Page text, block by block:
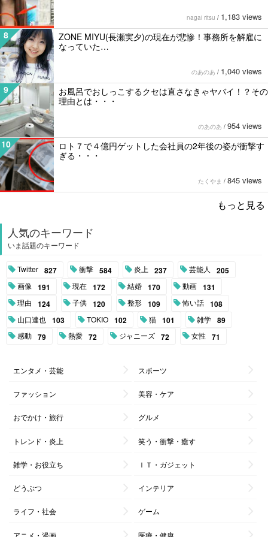
nagai ritsu / 1,183 views
8
ZONE MIYU(長瀬実夕)の現在が悲惨！事務所を解雇に
なっていた…
のあのあ / 1,040 views
9
お風呂でおしっこするクセは直さなきゃヤバイ！？その
理由とは・・・
のあのあ / 954 views
10
ロト７で４億円ゲットした会社員の2年後の姿が衝撃す
ぎる・・・
たくやま / 845 views
もっと見る
人気のキーワード
いま話題のキーワード
Twitter 827 衝撃 584 炎上 237 芸能人 205
画像 191 現在 172 結婚 170 動画 131
理由 124 子供 120 整形 109 怖い話 108
山口達也 103 TOKIO 102 猫 101 雑学 89
感動 79 熱愛 72 ジャニーズ 72 女性 71
エンタメ・芸能 スポーツ
ファッション 美容・ケア
おでかけ・旅行 グルメ
トレンド・炎上 笑う・衝撃・癒す
雑学・お役立ち ＩＴ・ガジェット
どうぶつ インテリア
ライフ・社会 ゲーム
アニメ・漫画 医療・健康